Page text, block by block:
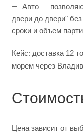
Авто —
двери до двери" без
сроки и объем
Кейс: доставка 12
морем через
Цена зависит от